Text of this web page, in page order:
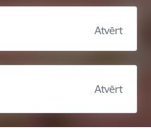
Atvērt
Atvērt